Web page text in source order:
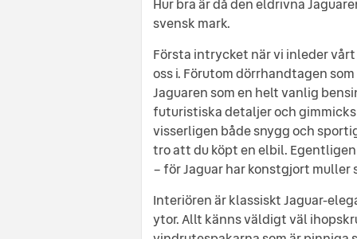
svensk mark.
Första intrycket när vi inleder
oss i. Förutom dörrhandtagen
Jaguaren som en helt vanlig
futuristiska detaljer och
visserligen både snygg och
tro att du köpt en elbil.
– för Jaguar har konstgjort muller
Interiören är klassiskt Jaguar-
ytor. Allt känns väldigt väl